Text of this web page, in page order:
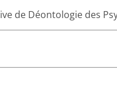
de Déontologie des